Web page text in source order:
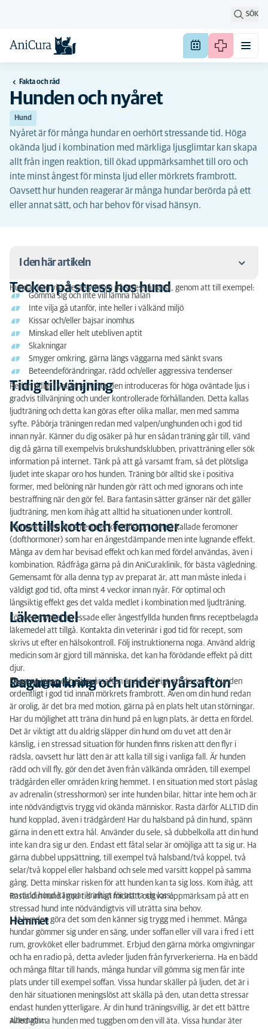
SÖK
Fakta och råd
Hunden och nyåret
Hund
Nyåret är för många hundar en oerhört stressande tid. Höga
okända ljud i kombination med märkliga ljusglimtar kan skapa
allt från ingen reaktion, till ökad uppmärksamhet till oro och
inte minst ångest för minsta ljud eller mörkrets frambrott.
Oavsett hur hunden reagerar är många hundar berörda på ett
eller annat sätt, och har behov för visad hänsyn.
I den här artikeln
Tecken på stress hos hund
Tidig tillvänjning
Kosttillskott och feromoner
Läkemedel
Dagarna kring och under nyårsafton
Tiden efter nyårsafton
Tecken på stress hos hund
Hundar kan visa flera symtom på stress ångest, genom att till exempel:
Gömma sig och inte vill lämna hålan
Inte vilja gå utanför, inte heller i välkänd miljö
Kissar och/eller bajsar inomhus
Minskad eller helt utebliven aptit
Skakningar
Smyger omkring, gärna längs väggarna med sänkt svans
Beteendeförändringar, rädd och/eller aggressiva tendenser
Tidig tillvänjning
Redan tidigt i valpens liv bör den introduceras för höga oväntade ljus i
gradvis tillvänjning och under kontrollerade förhållanden. Detta kallas
ljudträning och detta kan göras efter olika mallar, men med samma
syfte. Påbörja träningen redan med valpen/unghunden och i god tid
innan nyår. Känner du dig osäker på hur en sådan träning går till, vänd
dig då gärna till exempelvis brukshundsklubben, privatträning eller sök
information på internet. Tänk på att gå varsamt fram, så det plötsliga
ljudet inte skapar oro hos hunden. Träning bör alltid ske i positiva
former, med belöning när hunden gör rätt och med ignorans och inte
bestraffning när den gör fel. Bara fantasin sätter gränser när det gäller
ljudträning, men kom ihåg att alltid ha situationen under kontroll.
Kosttillskott och feromoner
På marknaden finns flertalet kosttillskott och så kallade feromoner
(dofthormoner) som har en ångestdämpande men inte lugnande effekt.
Många av dem har bevisad effekt och kan med fördel användas, även i
kombination. Rådfråga gärna på din AniCuraklinik, för bästa vägledning.
Gemensamt för alla denna typ av preparat är, att man måste inleda i
väldigt god tid, ofta minst 4 veckor innan nyår. För optimal och
långsiktig effekt ges det valda medlet i kombination med ljudträning.
Läkemedel
För den mycket stressade eller ångestfyllda hunden finns receptbelagda
läkemedel att tillgå. Kontakta din veterinär i god tid för recept, som
skrivs ut efter en hälsokontroll. Följ instruktionerna noga. Använd aldrig
medicin som är gjord till människa, det kan ha förödande effekt på ditt
djur.
Dagarna kring och under nyårsafton
Rastning av hunden
Dagarna innan och på nyårsafton är det viktigt att du rastar hunden
ordentligt i god tid innan mörkrets frambrott. Även om din hund redan
är orolig, är det bra med motion, gärna på en plats helt utan störningar.
Har du möjlighet att träna din hund på en lugn plats, är detta en fördel.
Det är viktigt att du aldrig släpper din hund om du vet att den är
känslig, i en stressad situation för hunden finns risken att den flyr i
rädsla, oavsett hur lätt den är att kalla till sig i vanliga fall. Är hunden
rädd och vill fly, gör den det även från välkända områden, till exempel
trädgården eller områden kring hemmet. I en situation med stort påslag
av adrenalin (stresshormon) ser inte hunden bilar, hittar inte hem och är
inte nödvändigtvis trygg vid okända människor. Rasta därför ALLTID din
hund kopplad, även i trädgården! Har du halsband på din hund, spänn
gärna in den ett extra hål. Använder du sele, så dubbelkolla att din hund
inte kan dra sig ur den. Endast ett fåtal selar är omöjliga att ta sig ur. Ha
gärna dubbel uppsättning, till exempel två halsband/två koppel, två
selar/två koppel eller halsband och sele med varsitt koppel på samma
gång. Detta minskar risken för att hunden kan ta sig loss. Kom ihåg, att
en rädd hund kämpar kraftigt för att ta sig loss!
Rasta din hund i god tid innan midnatt och var uppmärksam på att en
stressad hund inte nödvändigtvis vill uträtta sina behov.
Hemmet
Låt hunden göra det som den känner sig trygg med i hemmet. Många
hundar gömmer sig under en säng, under soffan eller vill vara i fred i ett
rum, grovköket eller badrummet. Erbjud den gärna mörka omgivningar
och ha en radio på, detta avleder ljuden från fyrverkerierna. Ha en bädd
och många filtar till hands, många hundar vill gömma sig men får inte
plats under till exempel soffan. Vissa hundar skäller på ljuden, det är i
den här situationen meningslöst att skälla på den, utan detta stressar
endast hunden ytterligare. Är din hund träningsvillig, är det ett bättre
alternativ.
Avled gärna hunden med tuggben om den vill äta. Vissa hundar äter